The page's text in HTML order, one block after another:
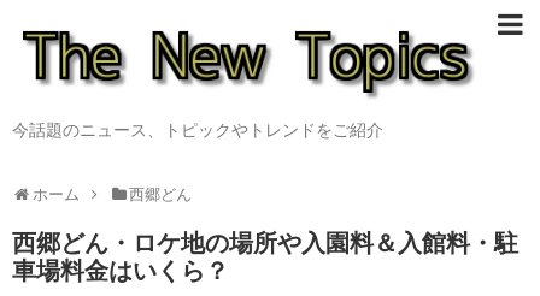
今話題のニュース、トピックやトレンドをご紹介
ホーム 西郷どん
西郷どん・ロケ地の場所や入園料＆入館料・駐
車場料金はいくら？